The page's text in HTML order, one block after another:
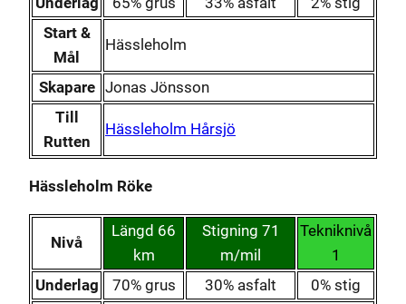
Start &
Mål
Hässleholm
Skapare Jonas Jönsson
Till
Rutten
Hässleholm Hårsjö
Hässleholm Röke
Nivå
Längd 66
km
Stigning 71
m/mil
Tekniknivå
1
Underlag
70% grus 30% asfalt
0% stig